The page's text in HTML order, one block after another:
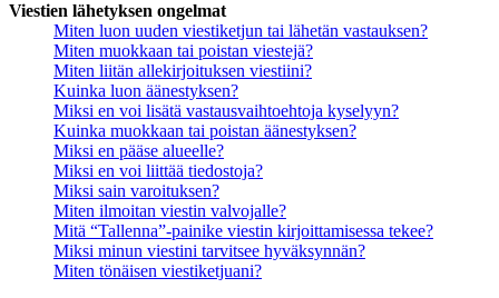
Viestien lähetyksen ongelmat
Miten luon uuden viestiketjun tai lähetän vastauksen?
Miten muokkaan tai poistan viestejä?
Miten liitän allekirjoituksen viestiini?
Kuinka luon äänestyksen?
Miksi en voi lisätä vastausvaihtoehtoja kyselyyn?
Kuinka muokkaan tai poistan äänestyksen?
Miksi en pääse alueelle?
Miksi en voi liittää tiedostoja?
Miksi sain varoituksen?
Miten ilmoitan viestin valvojalle?
Mitä “Tallenna”-painike viestin kirjoittamisessa tekee?
Miksi minun viestini tarvitsee hyväksynnän?
Miten tönäisen viestiketjuani?